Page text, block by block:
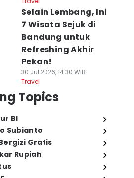
Selain Lembang, Ini
7 Wisata Sejuk di
Bandung untuk
Refreshing Akhir
Pekan!
30 Jul 2026, 14:30 WIB
Travel
Topics
BI
Subianto
Gratis
Rupiah